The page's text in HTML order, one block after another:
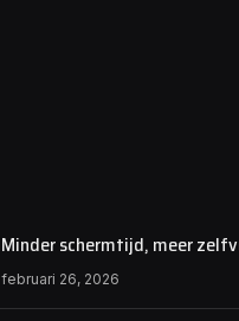
Minder schermtijd, meer
februari 26, 2026